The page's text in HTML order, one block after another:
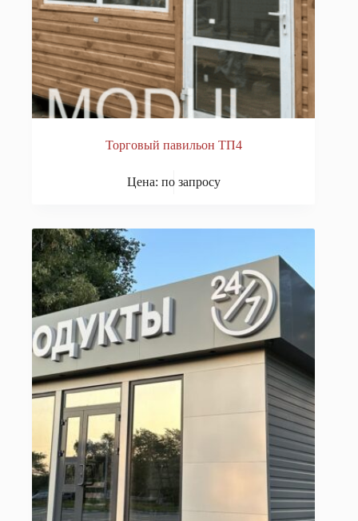
Торговый павильон ТП4
Цена: по запросу